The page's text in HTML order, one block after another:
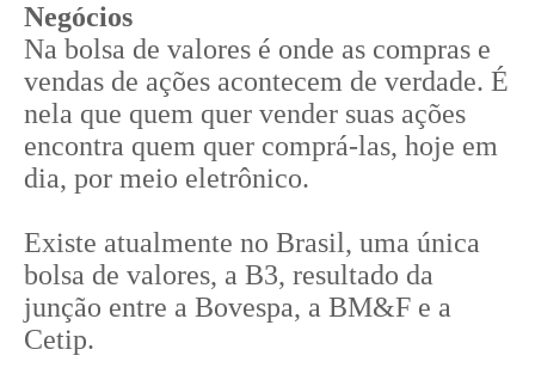
Negócios
Na bolsa de valores é onde as compras e
vendas de ações acontecem de verdade. É
nela que quem quer vender suas ações
encontra quem quer comprá-las, hoje em
dia, por meio eletrônico.
Existe atualmente no Brasil, uma única
bolsa de valores, a B3, resultado da
junção entre a Bovespa, a BM&F e a
Cetip.